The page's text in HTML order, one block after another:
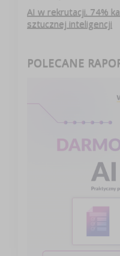
AI w rekrutacji. 74%
sztucznej inteligencji
POLECANE